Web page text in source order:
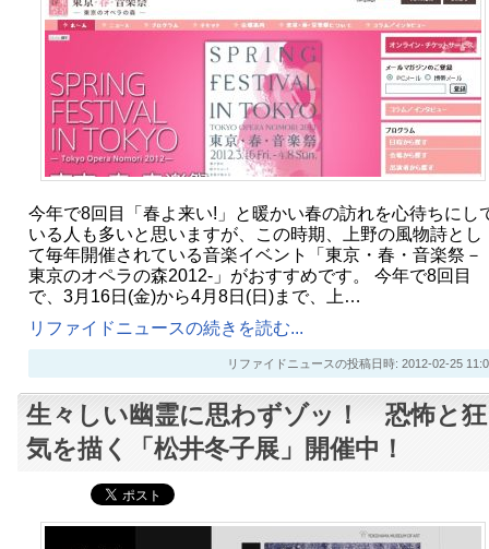
今年で8回目「春よ来い!」と暖かい春の訪れを心待ちにし
いる人も多いと思いますが、この時期、上野の風物詩とし
て毎年開催されている音楽イベント「東京・春・音楽祭－
東京のオペラの森2012-」がおすすめです。 今年で8回目
で、3月16日(金)から4月8日(日)まで、上…
リファイドニュースの続きを読む...
リファイドニュースの投稿日時: 2012-02-25
生々しい幽霊に思わずゾッ！ 恐怖と狂
気を描く「松井冬子展」開催中！